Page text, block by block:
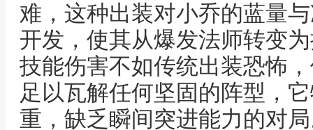
难，这种出装对小乔的蓝量
开发，使其从爆发法师转变
技能伤害不如传统出装恐怖
足以瓦解任何坚固的阵型，
重，缺乏瞬间突进能力的对